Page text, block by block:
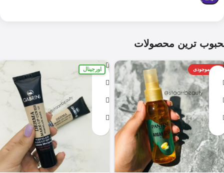
ترین محصولات
اتمام موجودی اورجینال